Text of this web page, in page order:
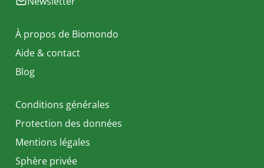
À propos de Biomondo
Aide & contact
Blog
Conditions générales
Protection des données
Mentions légales
Sphère privée